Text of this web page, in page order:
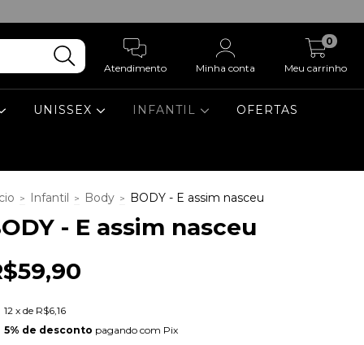
Atendimento Minha conta Meu carrinho
0
UNISSEX INFANTIL OFERTAS
> Infantil > Body > BODY - E assim nasceu
- E assim nasceu
12 x de R$6,16
5% de desconto pagando com Pix